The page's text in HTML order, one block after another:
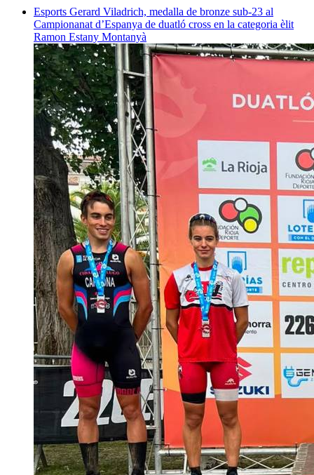
Esports Gerard Viladrich, medalla de bronze sub-23 al
Campionanat d’Espanya de duatló cross en la categoria èlit
Ramon Estany Montanyà